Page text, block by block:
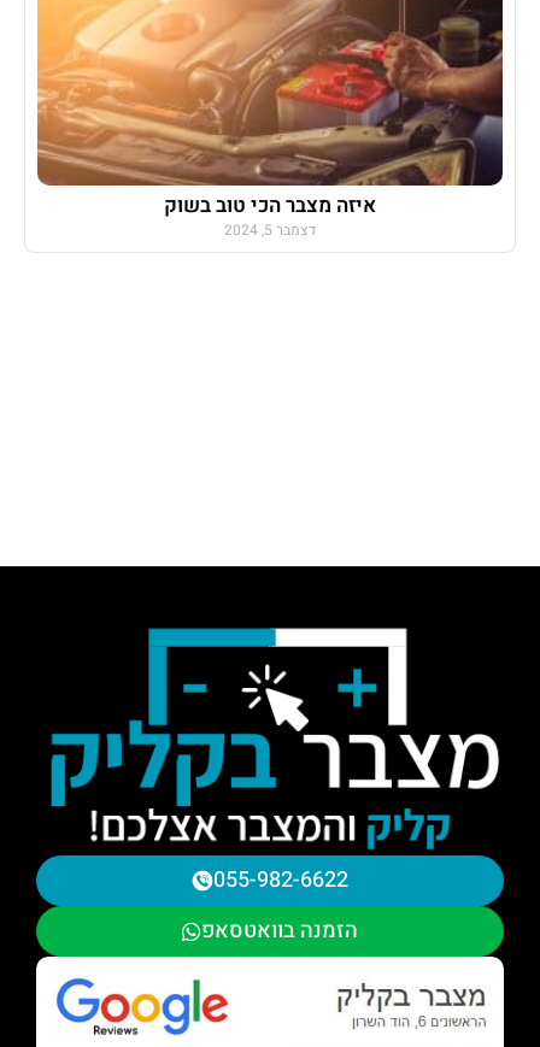
איזה מצבר הכי טוב בשוק
דצמבר 5, 2024
055-982-6622
הזמנה בוואטסאפ